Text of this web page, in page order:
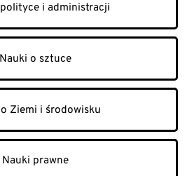
i administracji
Nauki o sztuce
Ziemi i środowisku
Nauki prawne